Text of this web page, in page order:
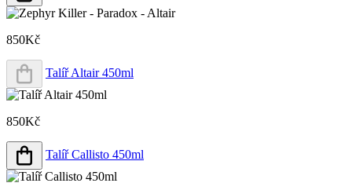
850Kč
Talíř Altair 450ml
850Kč
Talíř Callisto 450ml